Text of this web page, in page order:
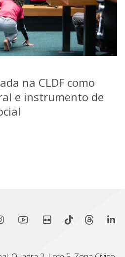
na CLDF como
e instrumento de